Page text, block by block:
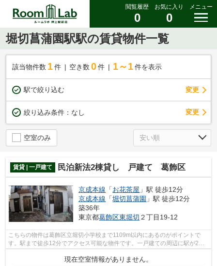
閲覧履歴
0
お気に入り
0
メニュー
堀切菖蒲園駅駅の賃貸物件一覧
該当物件数 1件 空き数 0 件 1～1 件を表示
駅で絞り込む 変更
絞り込み条件： なし 変更
空室のみ
賃貸 | 一戸建て 民泊新法2棟貸し 戸建て 葛飾区
京成本線 「お花茶屋 」駅 徒歩12分
京成本線 「堀切菖蒲園 」駅 徒歩12分
築36年
東京都葛飾区東堀切 ２丁目19-12
こちらの物件は葛飾区立堀切小学校まで1109m以内にあるのがポイントで
す。駅まで徒歩12分でアクセス可能な物件です。一戸建ての周辺に駅が2つ
現在空室情報がありません。